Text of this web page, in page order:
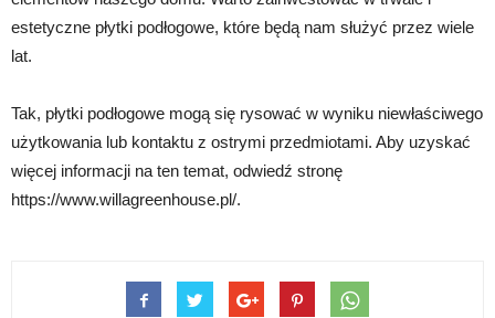
estetyczne płytki podłogowe, które będą nam służyć przez wiele
lat.
Tak, płytki podłogowe mogą się rysować w wyniku niewłaściwego
użytkowania lub kontaktu z ostrymi przedmiotami. Aby uzyskać
więcej informacji na ten temat, odwiedź stronę
https://www.willagreenhouse.pl/.